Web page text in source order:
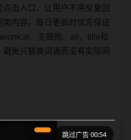
击入口，让用户不用反复回
类内容。每日更新时优先保证
、主题图、alt、title和
免只替换词语而没有实际阅
跳过广告 00:53